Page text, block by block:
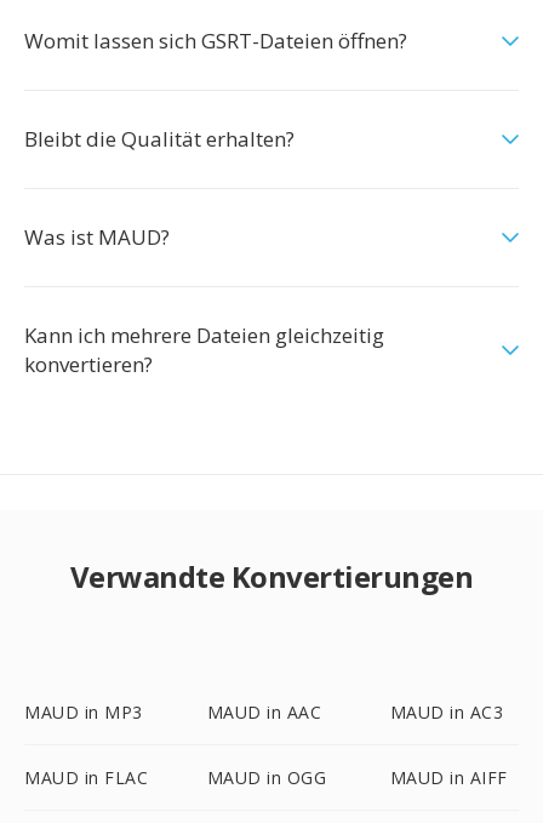
Womit lassen sich GSRT-Dateien öffnen?
Bleibt die Qualität erhalten?
Was ist MAUD?
Kann ich mehrere Dateien gleichzeitig
konvertieren?
Verwandte Konvertierungen
MAUD in MP3 MAUD in AAC MAUD in AC3
MAUD in FLAC MAUD in OGG MAUD in AIFF